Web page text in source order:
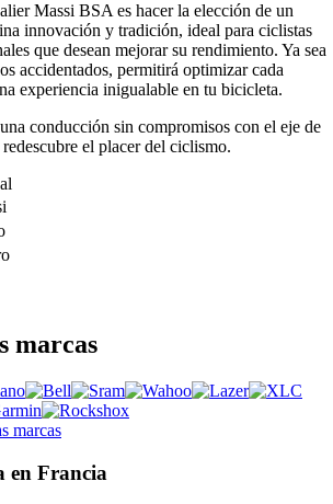
Massi BSA es hacer la elección de un
innovación y tradición, ideal para ciclistas
que desean mejorar su rendimiento. Ya sea
accidentados, permitirá optimizar cada
experiencia inigualable en tu bicicleta.
conducción sin compromisos con el eje de
el placer del ciclismo.
marcas
marcas
en Francia